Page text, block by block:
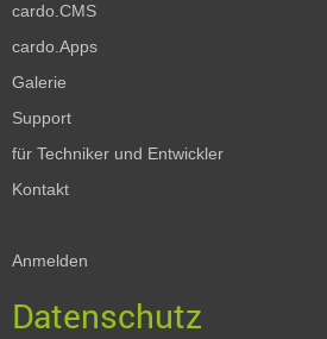
cardo.CMS
cardo.Apps
Galerie
Support
für Techniker und Entwickler
Kontakt
Anmelden
Datenschutz